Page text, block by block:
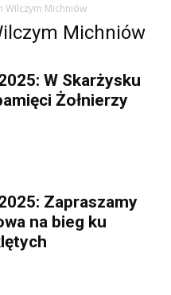
Wilczym Michniów
Michniów
W Skarżysku
Żołnierzy
Zapraszamy
na bieg ku